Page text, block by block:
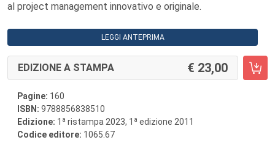
al project management innovativo e originale.
LEGGI ANTEPRIMA
EDIZIONE A STAMPA 23,00
Pagine: 160
ISBN: 9788856838510
Edizione: 1 a ristampa 2023, 1 a edizione 2011
Codice editore: 1065.67